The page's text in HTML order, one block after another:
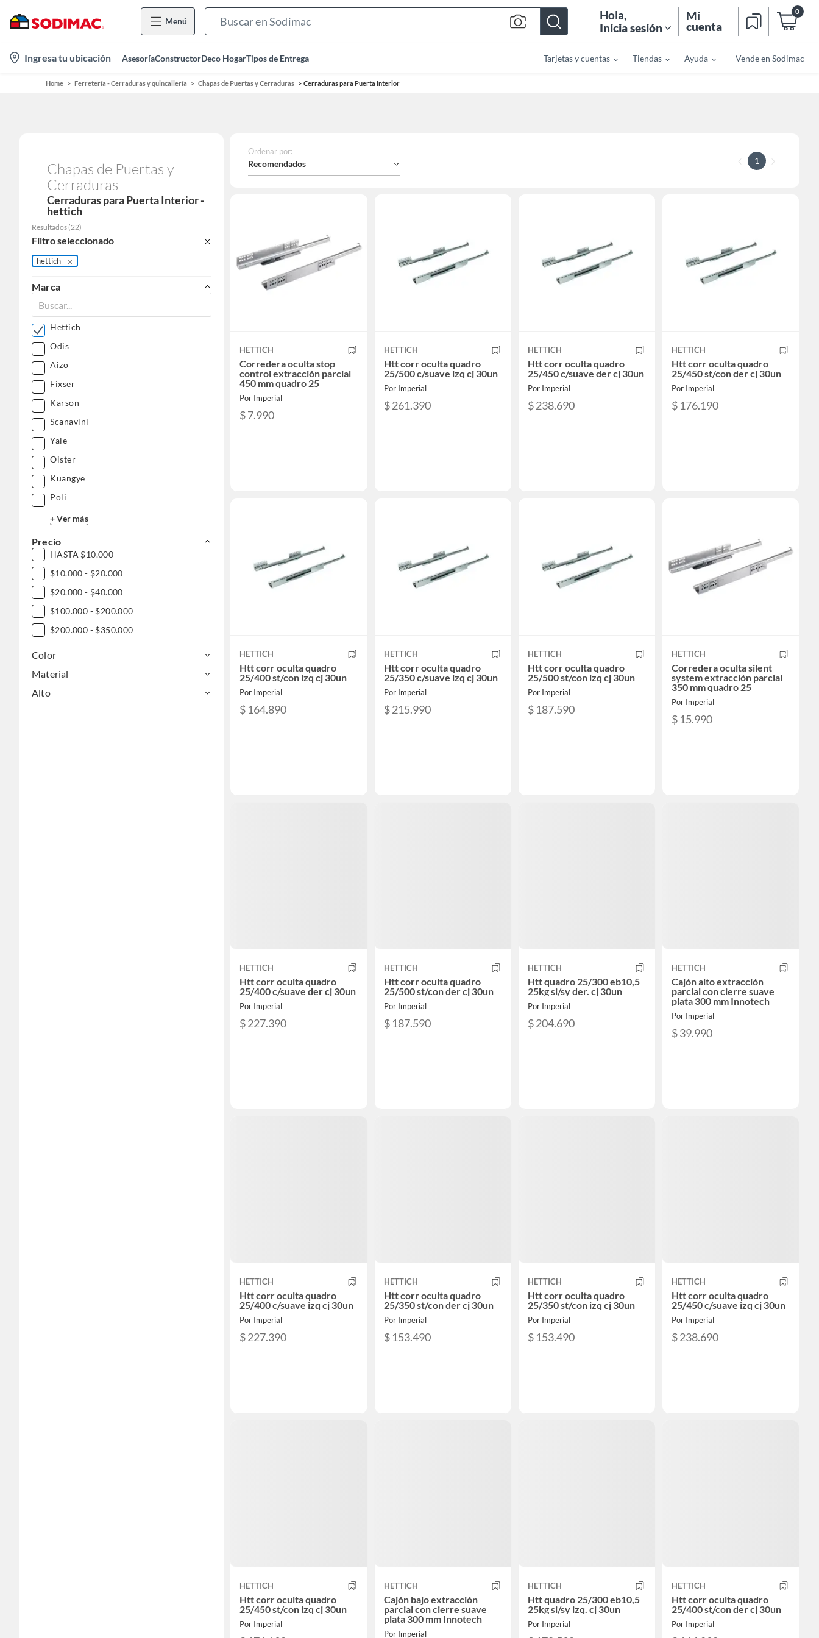
Menú
Bar
Hola,
Inicia sesión
Mi
cuenta
0
location-
icon
Ingresa tu ubicación AsesoríaConstructorDeco HogarTipos de Entrega Tarjetas y cuentas Tiendas Ayuda Vende en Sodimac
Home Ferretería - Cerraduras y quincallería Chapas de Puertas y Cerraduras Cerraduras para Puerta Interior
Chapas de Puertas y
Cerraduras
Cerraduras para Puerta Interior -
hettich
Resultados (22)
Filtro seleccionado
hettich
Marca
Hettich
Odis
Aizo
Fixser
Karson
Scanavini
Yale
Oister
Kuangye
Poli
+ Ver más
Precio
HASTA $10.000
$10.000 - $20.000
$20.000 - $40.000
$100.000 - $200.000
$200.000 - $350.000
Color
Material
Alto
Ordenar por:
Recomendados 1
HETTICH
Corredera oculta stop
control extracción parcial
450 mm quadro 25
Por Imperial
$ 7.990
HETTICH
Htt corr oculta quadro
25/500 c/suave izq cj 30un
Por Imperial
$ 261.390
HETTICH
Htt corr oculta quadro
25/450 c/suave der cj 30un
Por Imperial
$ 238.690
HETTICH
Htt corr oculta quadro
25/450 st/con der cj 30un
Por Imperial
$ 176.190
HETTICH
Htt corr oculta quadro
25/400 st/con izq cj 30un
Por Imperial
$ 164.890
HETTICH
Htt corr oculta quadro
25/350 c/suave izq cj 30un
Por Imperial
$ 215.990
HETTICH
Htt corr oculta quadro
25/500 st/con izq cj 30un
Por Imperial
$ 187.590
HETTICH
Corredera oculta silent
system extracción parcial
350 mm quadro 25
Por Imperial
$ 15.990
HETTICH
Htt corr oculta quadro
25/400 c/suave der cj 30un
Por Imperial
$ 227.390
HETTICH
Htt corr oculta quadro
25/500 st/con der cj 30un
Por Imperial
$ 187.590
HETTICH
Htt quadro 25/300 eb10,5
25kg si/sy der. cj 30un
Por Imperial
$ 204.690
HETTICH
Cajón alto extracción
parcial con cierre suave
plata 300 mm Innotech
Por Imperial
$ 39.990
HETTICH
Htt corr oculta quadro
25/400 c/suave izq cj 30un
Por Imperial
$ 227.390
HETTICH
Htt corr oculta quadro
25/350 st/con der cj 30un
Por Imperial
$ 153.490
HETTICH
Htt corr oculta quadro
25/350 st/con izq cj 30un
Por Imperial
$ 153.490
HETTICH
Htt corr oculta quadro
25/450 c/suave izq cj 30un
Por Imperial
$ 238.690
HETTICH
Htt corr oculta quadro
25/450 st/con izq cj 30un
Por Imperial
HETTICH
Cajón bajo extracción
parcial con cierre suave
plata 300 mm Innotech
Por Imperial
HETTICH
Htt quadro 25/300 eb10,5
25kg si/sy izq. cj 30un
Por Imperial
HETTICH
Htt corr oculta quadro
25/400 st/con der cj 30un
Por Imperial